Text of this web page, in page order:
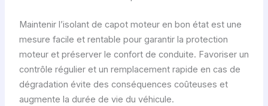
Maintenir l’isolant de capot moteur en bon état est une
mesure facile et rentable pour garantir la protection
moteur et préserver le confort de conduite. Favoriser un
contrôle régulier et un remplacement rapide en cas de
dégradation évite des conséquences coûteuses et
augmente la durée de vie du véhicule.